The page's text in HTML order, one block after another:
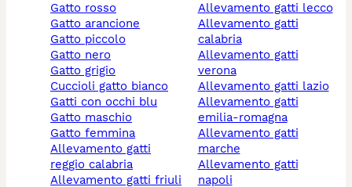
gatto rosso
gatto arancione
gatto piccolo
gatto nero
gatto grigio
cuccioli gatto bianco
gatti con occhi blu
gatto maschio
gatto femmina
allevamento gatti
reggio calabria
allevamento gatti friuli
allevamento gatti lecco
allevamento gatti
calabria
allevamento gatti
verona
allevamento gatti lazio
allevamento gatti
emilia-romagna
allevamento gatti
marche
allevamento gatti
napoli